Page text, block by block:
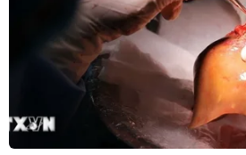
25/02/2022 03:54
Đồng Bitcoin đã có lúc giảm sâu
những diễn biến mới của căng
nhiên, tới 9h sáng 25/2, đồng tiền
vùng trên 38.000 USD.